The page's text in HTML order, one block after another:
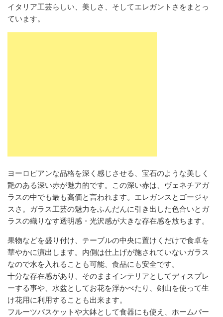
イタリア工芸らしい、美しさ、そしてエレガントさをまとっ
ています。
ヨーロピアンな品格を深く感じさせる、宝石のような美しく
艶のある深い赤が魅力的です。この深い赤は、ヴェネチアガ
ラスの中でも最も高価と言われます。エレガンスとゴージャ
スさ。ガラス工芸の魅力をふんだんに引き出した色合いとガ
ラスの織りなす透明感・光沢感が大きな存在感を放ちます。
果物などを盛り付け、テーブルの中央に置けくだけで食卓を
華やかに演出します。内側は仕上げが施されていないガラス
なので水を入れることも可能、食品にも安全です。
十分な存在感があり、そのままインテリアとしてディスプレ
ーする事や、水盆としてお花を浮かべたり、剣山を使って生
け花用に利用することも出来ます。
フルーツバスケットや大鉢として食器にも使え、ホームパー